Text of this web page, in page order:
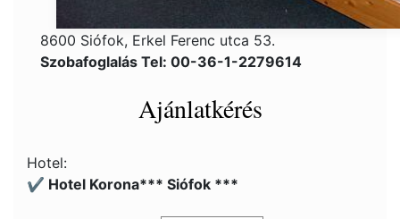
8600 Siófok, Erkel Ferenc utca 53.
Szobafoglalás Tel: 00-36-1-2279614
Ajánlatkérés
Hotel:
✔️ Hotel Korona*** Siófok ***